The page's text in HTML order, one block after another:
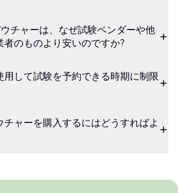
チャーは、なぜ試験ベンダーや他
のものより安いのですか?
用して試験を予約できる時期に制限
ャーを購入するにはどうすればよ